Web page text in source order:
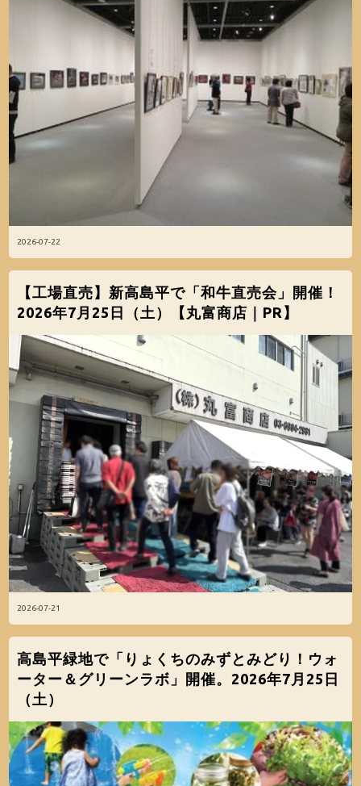
2026-07-22
2026-07-21
【工場直売】新高島平で「和牛直売会」開催！
2026年7月25日（土）【丸富商店｜PR】
高島平緑地で「りょくちのみずとみどり！ウォ
ーター＆グリーンラボ」開催。2026年7月25日
（土）